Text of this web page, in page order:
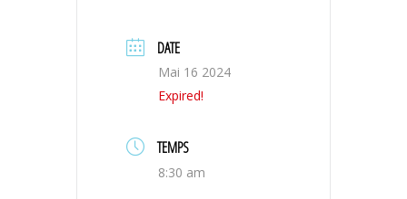
DATE
Mai 16 2024
Expired!
TEMPS
8:30 am